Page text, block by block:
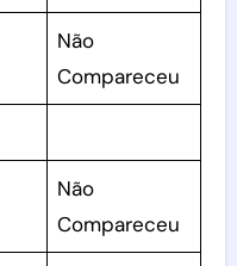
Não
Compareceu
Não
Compareceu